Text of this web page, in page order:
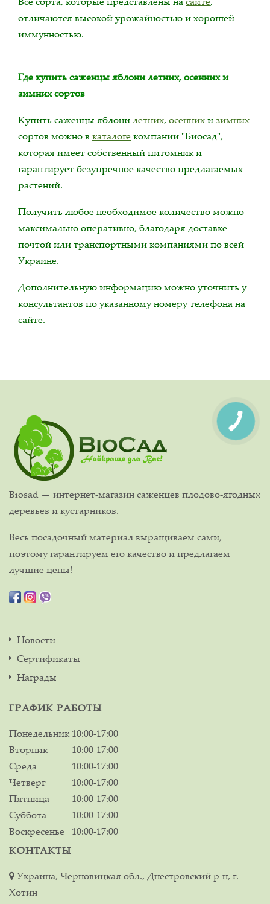
отличаются высокой урожайностью и хорошей
иммунностью.
Где купить саженцы яблони летних, осенних и
зимних сортов
Купить саженцы яблонилетних, осеннихизимних
сортов можно в каталоге компании "Биосад",
которая имеет собственный питомник и
гарантирует безупречное качество предлагаемых
растений.
Получить любое необходимое количество можно
максимально оперативно, благодаря доставке
почтой или транспортными компаниями по всей
Украине.
Дополнительную информацию можно уточнить у
консультантов по указанному номеру телефона на
сайте.
Biosad — интернет-магазин саженцев плодово-ягодных
деревьев и кустарников.
Весь посадочный материал выращиваем сами,
поэтому гарантируем его качество и предлагаем
лучшие цены!
Новости
Сертификаты
Награды
ГРАФИК РАБОТЫ
Понедельник 10:00-17:00
Вторник
10:00-17:00
Среда
10:00-17:00
Четверг
10:00-17:00
Пятница
10:00-17:00
Суббота
10:00-17:00
Воскресенье
10:00-17:00
КОНТАКТЫ
Украина, Черновицкая обл., Днестровский р-н, г.
Хотин